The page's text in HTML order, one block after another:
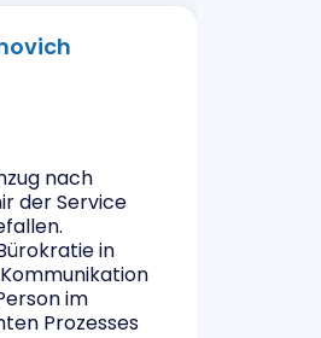
nach
der Service
in
im
Prozesses